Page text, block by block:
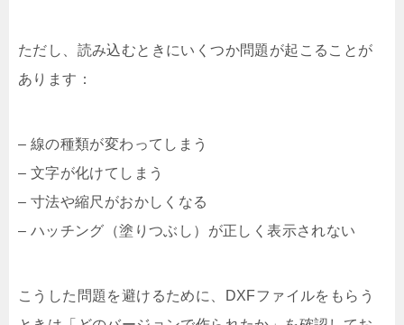
ただし、読み込むときにいくつか問題が起こることが
あります：
– 線の種類が変わってしまう
– 文字が化けてしまう
– 寸法や縮尺がおかしくなる
– ハッチング（塗りつぶし）が正しく表示されない
こうした問題を避けるために、DXFファイルをもらう